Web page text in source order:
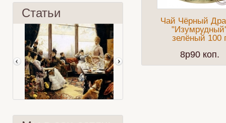
Статьи
Чай Чёрный
зелёный 100
8p90 коп.